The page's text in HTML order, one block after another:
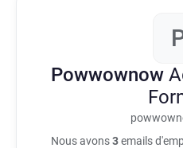
Powwownow
Nous avons3emails